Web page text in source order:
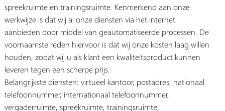
spreekruimte en trainingsruimte. Kenmerkend aan onze
werkwijze is dat wij al onze diensten via het internet
aanbieden door middel van geautomatiseerde processen. De
voornaamste reden hiervoor is dat wij onze kosten laag willen
houden, zodat wij u als klant een kwaliteitsproduct kunnen
leveren tegen een scherpe prijs.
Belangrijkste diensten: virtueel kantoor, postadres, nationaal
telefoonnummer, internationaal telefoonnummer,
vergaderruimte, spreekruimte, trainingsruimte,